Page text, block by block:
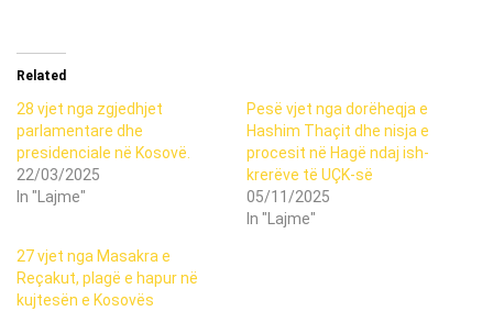
Related
28 vjet nga zgjedhjet
parlamentare dhe
presidenciale në Kosovë.
22/03/2025
In "Lajme"
Pesë vjet nga dorëheqja e
Hashim Thaçit dhe nisja e
procesit në Hagë ndaj ish-
krerëve të UÇK-së
05/11/2025
In "Lajme"
27 vjet nga Masakra e
Reçakut, plagë e hapur në
kujtesën e Kosovës